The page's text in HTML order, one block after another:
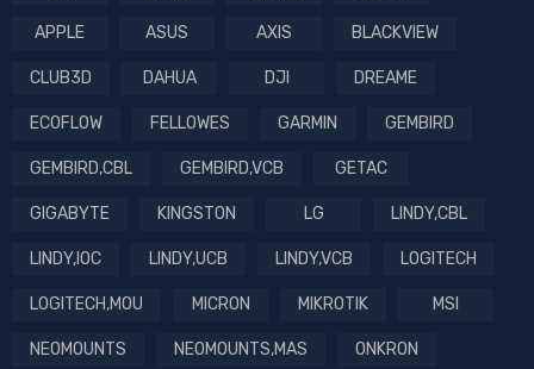
APPLE ASUS AXIS BLACKVIEW
CLUB3D DAHUA DJI DREAME
ECOFLOW FELLOWES GARMIN GEMBIRD
GEMBIRD,CBL GEMBIRD,VCB GETAC
GIGABYTE KINGSTON LG LINDY,CBL
LINDY,IOC LINDY,UCB LINDY,VCB LOGITECH
LOGITECH,MOU MICRON MIKROTIK MSI
NEOMOUNTS NEOMOUNTS,MAS ONKRON